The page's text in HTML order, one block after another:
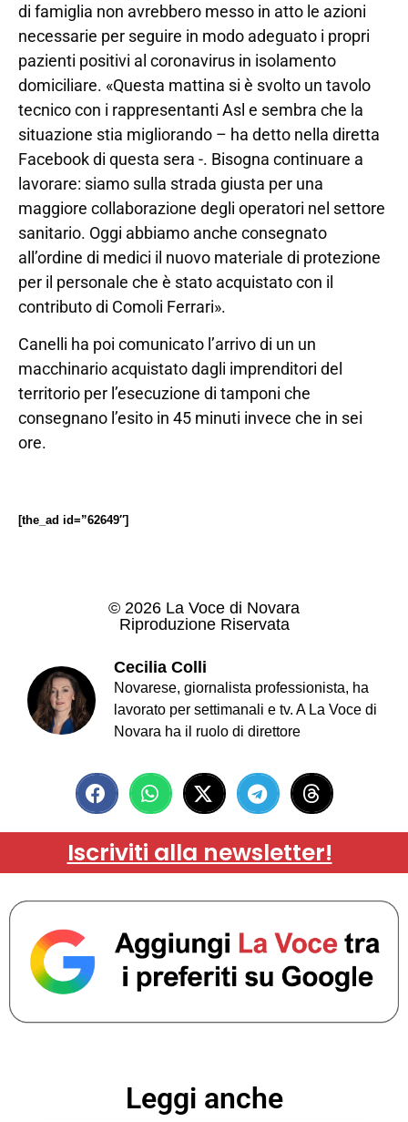
di famiglia non avrebbero messo in atto le azioni
necessarie per seguire in modo adeguato i propri
pazienti positivi al coronavirus in isolamento
domiciliare. «Questa mattina si è svolto un tavolo
tecnico con i rappresentanti Asl e sembra che la
situazione stia migliorando – ha detto nella diretta
Facebook di questa sera -. Bisogna continuare a
lavorare: siamo sulla strada giusta per una
maggiore collaborazione degli operatori nel settore
sanitario. Oggi abbiamo anche consegnato
all’ordine di medici il nuovo materiale di protezione
per il personale che è stato acquistato con il
contributo di Comoli Ferrari».
Canelli ha poi comunicato l’arrivo di un un
macchinario acquistato dagli imprenditori del
territorio per l’esecuzione di tamponi che
consegnano l’esito in 45 minuti invece che in sei
ore.
[the_ad id=”62649″]
© 2026 La Voce di Novara
Riproduzione Riservata
Cecilia Colli
Novarese, giornalista professionista, ha
lavorato per settimanali e tv. A La Voce di
Novara ha il ruolo di direttore
Iscriviti alla newsletter!
Leggi anche